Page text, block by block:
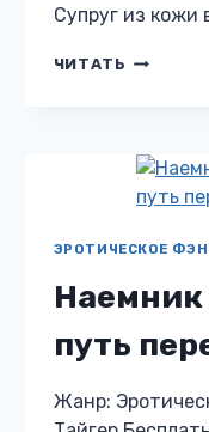
Супруг из
ЧИТАТЬ ИЗМЕНА.
ТЕБЯ
ЭРОТИЧЕСКОЕ
путь
Жанр: